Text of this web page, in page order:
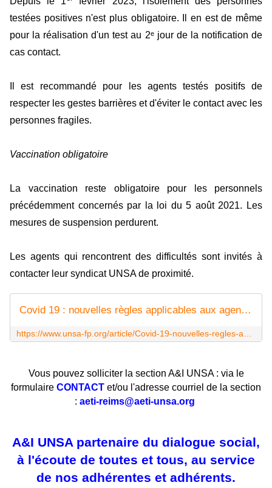
testées positives n'est plus obligatoire. Il en est de même
pour la réalisation d'un test au 2ᵉ jour de la notification de
cas contact.
Il est recommandé pour les agents testés positifs de
respecter les gestes barrières et d'éviter le contact avec les
personnes fragiles.
Vaccination obligatoire
La vaccination reste obligatoire pour les personnels
précédemment concernés par la loi du 5 août 2021. Les
mesures de suspension perdurent.
Les agents qui rencontrent des difficultés sont invités à
contacter leur syndicat UNSA de proximité.
Covid 19 : nouvelles règles applicables aux agents publics de l'Etat
Vous pouvez solliciter la section A&I UNSA : via le
formulaire CONTACT et/ou l'adresse courriel de la section
: aeti-reims@aeti-unsa.org
A&I UNSA partenaire du dialogue social,
à l'écoute de toutes et tous, au service
de nos adhérentes et adhérents.